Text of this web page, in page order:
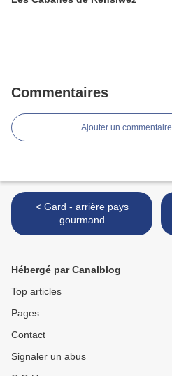
Commentaires
Ajouter un commentaire
< Gard - arrière pays
gourmand
Hébergé par Canalblog
Top articles
Pages
Contact
Signaler un abus